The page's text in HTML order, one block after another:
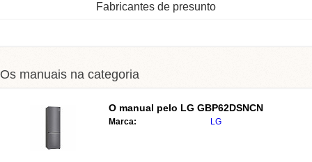
Fabricantes de presunto
Os manuais na categoria
O manual pelo LG GBP62DSNCN
Marca: LG